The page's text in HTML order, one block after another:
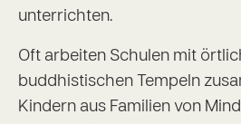
unterrichten.
Oft arbeiten Schulen mit
buddhistischen Tempeln
Kindern aus Familien von